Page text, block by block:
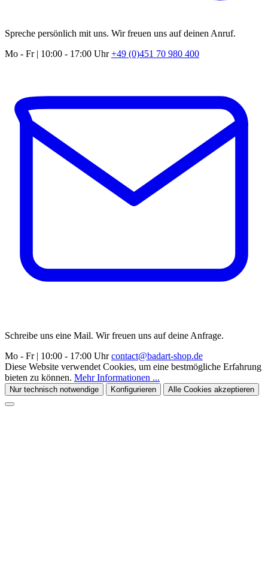
Spreche persönlich mit uns. Wir freuen uns auf deinen Anruf.
Mo - Fr | 10:00 - 17:00 Uhr +49 (0)451 70 980 400
Schreibe uns eine Mail. Wir freuen uns auf deine Anfrage.
Mo - Fr | 10:00 - 17:00 Uhr contact@badart-shop.de
Diese Website verwendet Cookies, um eine bestmögliche Erfahrung
bieten zu können. Mehr Informationen ...
Nur technisch notwendige Konfigurieren Alle Cookies akzeptieren